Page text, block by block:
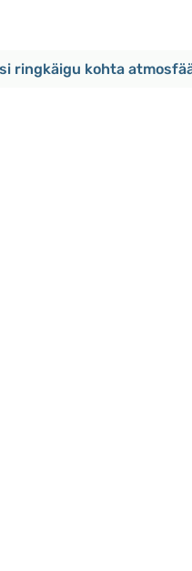
ringkäigu kohta